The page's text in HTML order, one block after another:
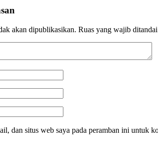
akan dipublikasikan. Ruas yang wajib ditandai
dan situs web saya pada peramban ini untuk